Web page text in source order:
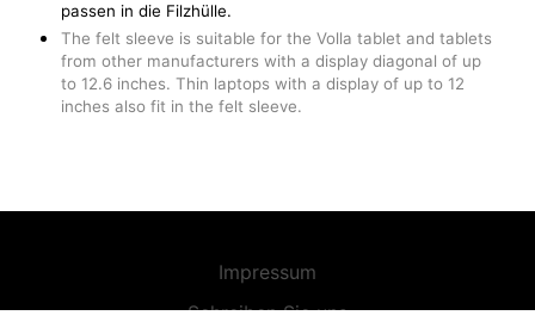
passen in die Filzhülle.
The felt sleeve is suitable for the Volla tablet and tablets
from other manufacturers with a display diagonal of up
to 12.6 inches. Thin laptops with a display of up to 12
inches also fit in the felt sleeve.
Impressum
Schreiben Sie uns